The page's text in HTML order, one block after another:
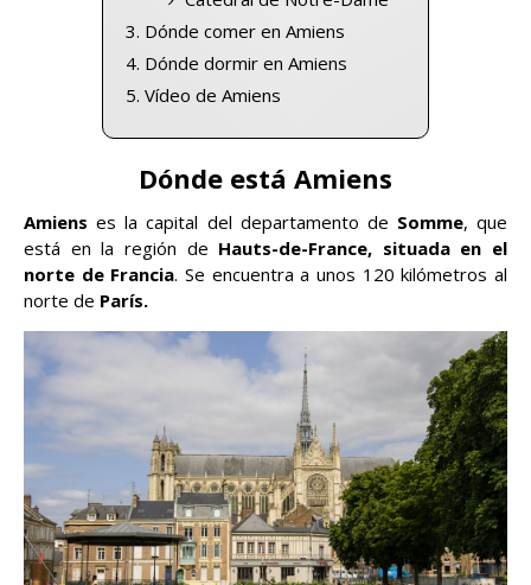
Dónde comer en Amiens
Dónde dormir en Amiens
Vídeo de Amiens
Dónde está Amiens
Amienses la capital del departamento de Somme, que
está en la región de Hauts-de-France, situada en el
norte de Francia. Se encuentra a unos 120 kilómetros al
norte de París.